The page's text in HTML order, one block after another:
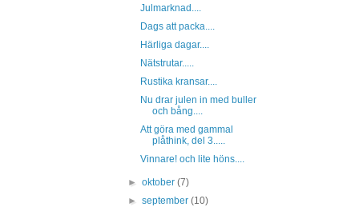
Julmarknad....
Dags att packa....
Härliga dagar....
Nätstrutar.....
Rustika kransar....
Nu drar julen in med buller
och bång....
Att göra med gammal
plåthink, del 3.....
Vinnare! och lite höns....
►oktober(7)
►september(10)